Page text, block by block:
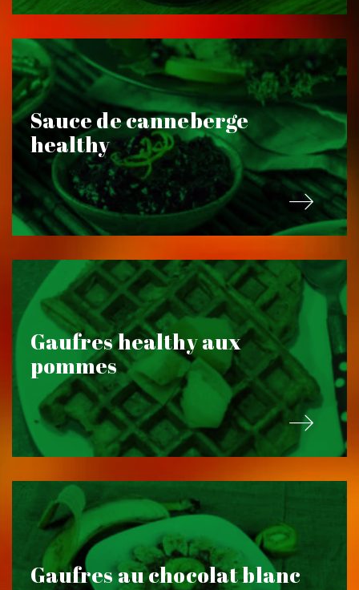
Sauce de canneberge
healthy
Gaufres healthy aux
pommes
Gaufres au chocolat blanc